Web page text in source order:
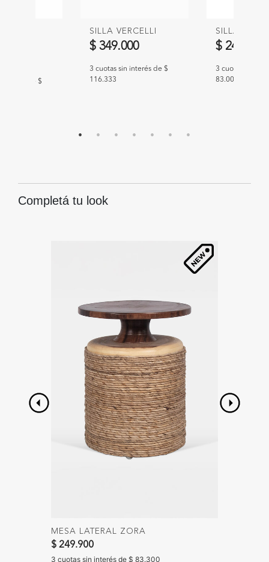
interés de $
SILLA VERCELLI
$ 349.000
3 cuotas sin interés de $
116.333
SILLA
$ 249.000
3 cuotas sin
83.000
Completá tu look
MESA LATERAL ZORA
$ 249.900
3 cuotas sin interés de $ 83.300